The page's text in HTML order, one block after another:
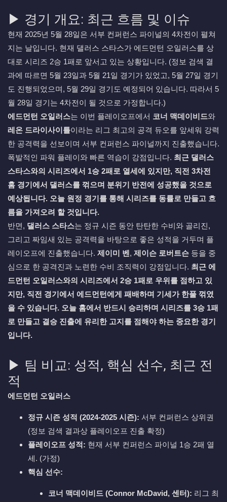
▶ 경기 개요: 최근 흐름 및 이슈
현재 2025년 5월 28일은 서부 컨퍼런스 파이널의 4차전이 펼쳐
지는 날입니다. 현재 댈러스 스타스가 에드먼턴 오일러스를 상
대로 시리즈 2승 1패로 앞서고 있는 상황입니다. (정보 검색 결
과에 따르면 5월 23일과 5월 21일 경기가 있었고, 5월 27일 경기
도 진행되었으며, 5월 29일 경기도 예정되어 있습니다. 따라서 5
월 28일 경기는 4차전이 될 것으로 가정합니다.)
에드먼턴 오일러스는 이번 플레이오프에서 코너 맥데이비드와
레온 드라이사이틀이라는 리그 최고의 공격 듀오를 앞세워 강력
한 공격력을 선보이며 서부 컨퍼런스 파이널까지 진출했습니다.
폭발적인 파워 플레이와 빠른 역습이 강점입니다. 최근 댈러스
스타스와의 시리즈에서 1승 2패로 열세에 있지만, 직전 3차전
홈 경기에서 댈러스를 꺾으며 분위기 반전에 성공했을 것으로
예상됩니다. 오늘 원정 경기를 통해 시리즈를 동률로 만들고 흐
름을 가져오려 할 것입니다.
반면, 댈러스 스타스는 정규 시즌 동안 탄탄한 수비와 골리진,
그리고 짜임새 있는 공격력을 바탕으로 좋은 성적을 거두며 플
레이오프에 진출했습니다. 제이미 벤, 제이슨 로버트슨 등을 중
심으로 한 공격진과 노련한 수비 조직력이 강점입니다. 최근 에
드먼턴 오일러스와의 시리즈에서 2승 1패로 우위를 점하고 있
지만, 직전 경기에서 에드먼턴에게 패배하며 기세가 한풀 꺾였
을 수 있습니다. 오늘 홈에서 반드시 승리하며 시리즈를 3승 1패
로 만들고 결승 진출에 유리한 고지를 점해야 하는 중요한 경기
입니다.
▶ 팀 비교: 성적, 핵심 선수, 최근 전
적
에드먼턴 오일러스
정규 시즌 성적 (2024-2025 시즌): 서부 컨퍼런스 상위권
(정보 검색 결과상 플레이오프 진출 확정)
플레이오프 성적: 현재 서부 컨퍼런스 파이널 1승 2패 열
세. (가정)
핵심 선수:
코너 맥데이비드 (Connor McDavid, 센터): 리그 최